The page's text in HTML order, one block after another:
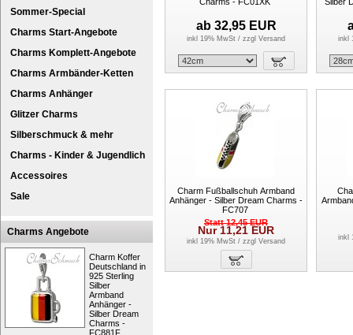
Sommer-Special
Charms Start-Angebote
Charms Komplett-Angebote
Charms Armbänder-Ketten
Charms Anhänger
Glitzer Charms
Silberschmuck & mehr
Charms - Kinder & Jugendlich
Accessoires
Sale
Charms Angebote
Charm Koffer
Deutschland in
925 Sterling
Silber
Armband
Anhänger -
Silber Dream
Charms -
FC881F
ab 32,95 EUR
inkl 19% MwSt / zzgl Versand inkl
Charm Fußballschuh Armband
Anhänger - Silber Dream Charms -
FC707
Statt12,45EUR
Nur11,21EUR
inkl 19% MwSt / zzgl Versand inkl